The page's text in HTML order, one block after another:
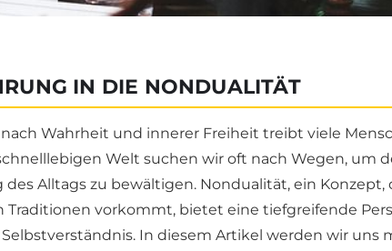
IN DIE NONDUALITÄT
Wahrheit und innerer Freiheit treibt viele
Welt suchen wir oft nach Wegen, um
des Alltags zu bewältigen. Nondualität, ein Konzept,
Traditionen vorkommt, bietet eine tiefgreifende
In diesem Artikel werden wir uns